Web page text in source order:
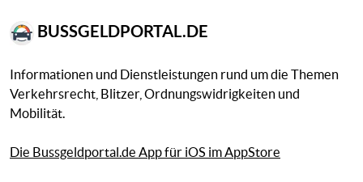
BUSSGELDPORTAL.DE
Informationen und Dienstleistungen rund um die Themen
Verkehrsrecht, Blitzer, Ordnungswidrigkeiten und
Mobilität.
Die Bussgeldportal.de App für iOS im AppStore